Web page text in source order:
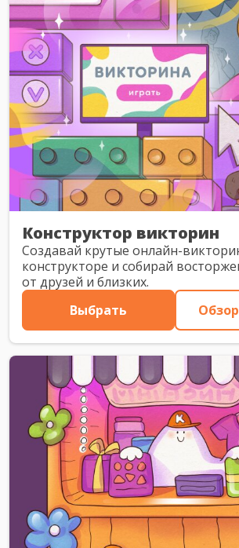
Конструктор викторин
Создавай крутые онлайн-
конструкторе и собирай
от друзей и близких.
Выбрать